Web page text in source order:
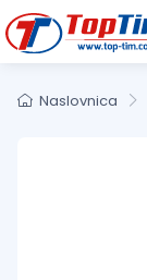
Naslovnica